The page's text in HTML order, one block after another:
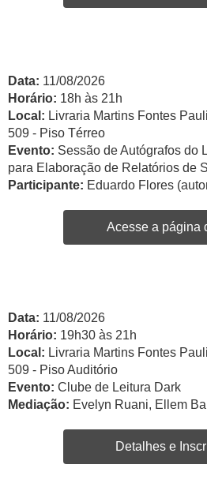
Data: 11/08/2026
Horário: 18h às 21h
Local: Livraria Martins Fontes
509 - Piso Térreo
Evento: Sessão de Autógrafos do
para Elaboração de Relatórios de
Participante: Eduardo Flores
Acesse a página
Data: 11/08/2026
Horário: 19h30 às 21h
Local: Livraria Martins Fontes
509 - Piso Auditório
Evento: Clube de Leitura Dark
Mediação: Evelyn Ruani, Ellem
Detalhes e